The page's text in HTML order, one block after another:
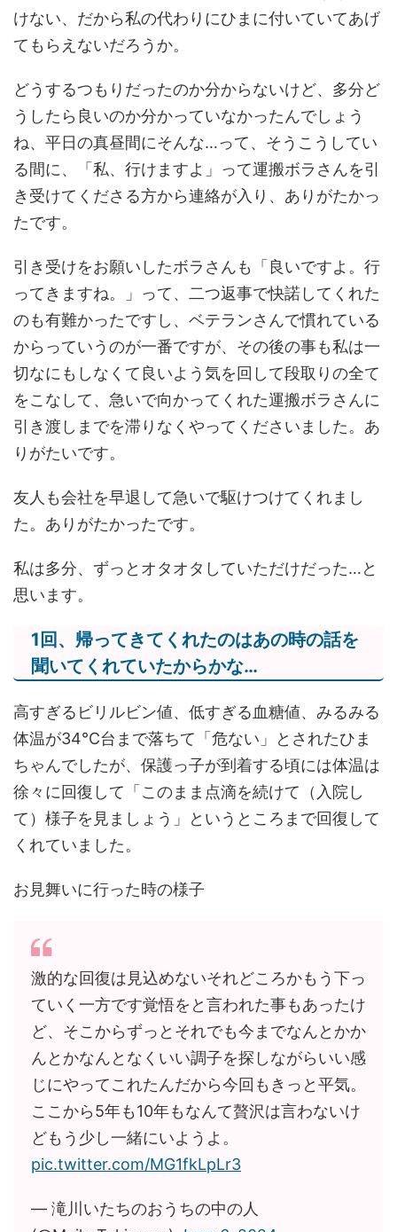
けない、だから私の代わりにひまに付いていてあげ
てもらえないだろうか。
どうするつもりだったのか分からないけど、多分ど
うしたら良いのか分かっていなかったんでしょう
ね、平日の真昼間にそんな…って、そうこうしてい
る間に、「私、行けますよ」って運搬ボラさんを引
き受けてくださる方から連絡が入り、ありがたかっ
たです。
引き受けをお願いしたボラさんも「良いですよ。行
ってきますね。」って、二つ返事で快諾してくれた
のも有難かったですし、ベテランさんで慣れている
からっていうのが一番ですが、その後の事も私は一
切なにもしなくて良いよう気を回して段取りの全て
をこなして、急いで向かってくれた運搬ボラさんに
引き渡しまでを滞りなくやってくださいました。あ
りがたいです。
友人も会社を早退して急いで駆けつけてくれまし
た。ありがたかったです。
私は多分、ずっとオタオタしていただけだった…と
思います。
1回、帰ってきてくれたのはあの時の話を
聞いてくれていたからかな…
高すぎるビリルビン値、低すぎる血糖値、みるみる
体温が34℃台まで落ちて「危ない」とされたひま
ちゃんでしたが、保護っ子が到着する頃には体温は
徐々に回復して「このまま点滴を続けて（入院し
て）様子を見ましょう」というところまで回復して
くれていました。
お見舞いに行った時の様子
激的な回復は見込めないそれどころかもう下っ
ていく一方です覚悟をと言われた事もあったけ
ど、そこからずっとそれでも今までなんとかか
んとかなんとなくいい調子を探しながらいい感
じにやってこれたんだから今回もきっと平気。
ここから5年も10年もなんて贅沢は言わないけ
どもう少し一緒にいようよ。
pic.twitter.com/MG1fkLpLr3
— 滝川いたちのおうちの中の人